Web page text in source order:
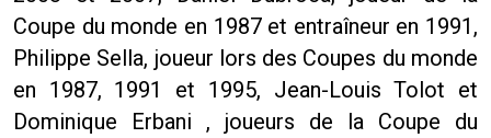
Coupe du monde en 1987 et entraîneur en 1991,
Philippe Sella, joueur lors des Coupes du monde
en 1987, 1991 et 1995, Jean-Louis Tolot et
Dominique Erbani , joueurs de la Coupe du